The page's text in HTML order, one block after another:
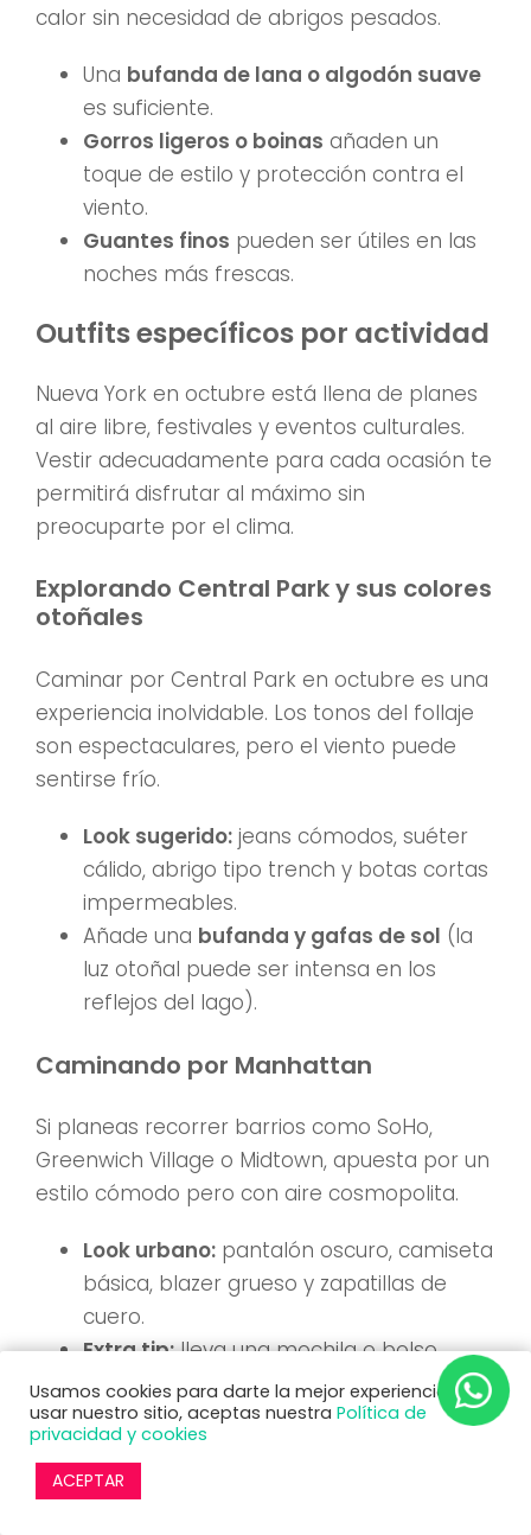
calor sin necesidad de abrigos pesados.
Una bufanda de lana o algodón suave
es suficiente.
Gorros ligeros o boinas añaden un
toque de estilo y protección contra el
viento.
Guantes finos pueden ser útiles en las
noches más frescas.
Outfits específicos por actividad
Nueva York en octubre está llena de planes
al aire libre, festivales y eventos culturales.
Vestir adecuadamente para cada ocasión te
permitirá disfrutar al máximo sin
preocuparte por el clima.
Explorando Central Park y sus colores
otoñales
Caminar por Central Park en octubre es una
experiencia inolvidable. Los tonos del follaje
son espectaculares, pero el viento puede
sentirse frío.
Look sugerido: jeans cómodos, suéter
cálido, abrigo tipo trench y botas cortas
impermeables.
Añade una bufanda y gafas de sol (la
luz otoñal puede ser intensa en los
reflejos del lago).
Caminando por Manhattan
Si planeas recorrer barrios como SoHo,
Greenwich Village o Midtown, apuesta por un
estilo cómodo pero con aire cosmopolita.
Look urbano: pantalón oscuro, camiseta
básica, blazer grueso y zapatillas de
cuero.
Extra tip:lleva una mochila o bolso
crossbody para guardar tu bufanda o
chaqueta si la temperatura sube al
mediodía.
Usamos cookies para darte la mejor experiencia. Al
usar nuestro sitio, aceptas nuestra Política de
privacidad y cookies
ACEPTAR